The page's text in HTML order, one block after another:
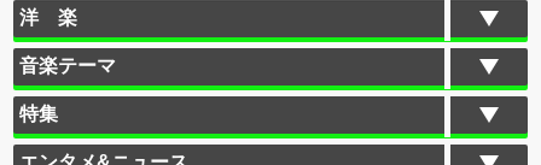
洋 楽
音楽テーマ
特集